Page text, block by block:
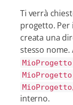
Ti verrà
progetto. Per
creata una
stesso nome.
MioProgetto
MioProgetto
interno.